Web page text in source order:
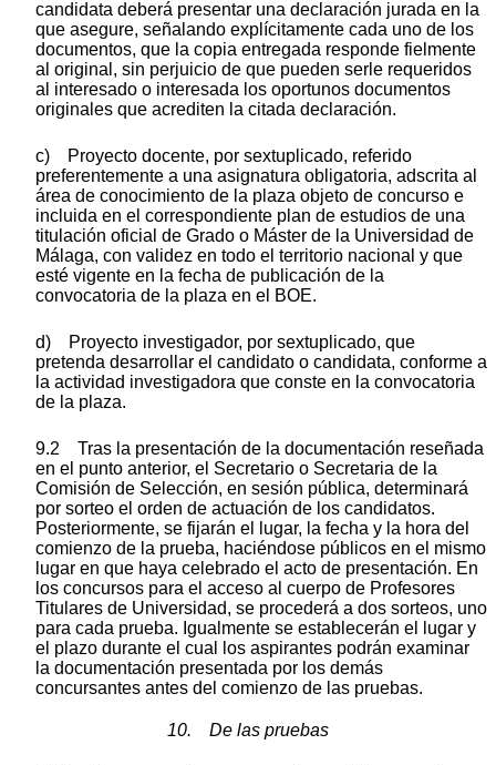
candidata deberá presentar una declaración jurada en la
que asegure, señalando explícitamente cada uno de los
documentos, que la copia entregada responde fielmente
al original, sin perjuicio de que pueden serle requeridos
al interesado o interesada los oportunos documentos
originales que acrediten la citada declaración.
c) Proyecto docente, por sextuplicado, referido
preferentemente a una asignatura obligatoria, adscrita al
área de conocimiento de la plaza objeto de concurso e
incluida en el correspondiente plan de estudios de una
titulación oficial de Grado o Máster de la Universidad de
Málaga, con validez en todo el territorio nacional y que
esté vigente en la fecha de publicación de la
convocatoria de la plaza en el BOE.
d) Proyecto investigador, por sextuplicado, que
pretenda desarrollar el candidato o candidata, conforme a
la actividad investigadora que conste en la convocatoria
de la plaza.
9.2 Tras la presentación de la documentación reseñada
en el punto anterior, el Secretario o Secretaria de la
Comisión de Selección, en sesión pública, determinará
por sorteo el orden de actuación de los candidatos.
Posteriormente, se fijarán el lugar, la fecha y la hora del
comienzo de la prueba, haciéndose públicos en el mismo
lugar en que haya celebrado el acto de presentación. En
los concursos para el acceso al cuerpo de Profesores
Titulares de Universidad, se procederá a dos sorteos, uno
para cada prueba. Igualmente se establecerán el lugar y
el plazo durante el cual los aspirantes podrán examinar
la documentación presentada por los demás
concursantes antes del comienzo de las pruebas.
10. De las pruebas